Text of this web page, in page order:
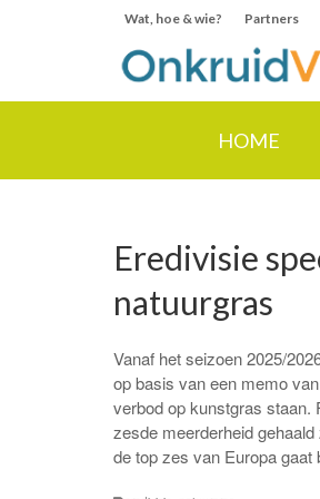
Wat, hoe & wie? Partners
HOME
Eredivisie
natuurgras
Vanaf het seizoen 2025/
op basis van een memo
verbod op kunstgras staan.
zesde meerderheid
de top zes van Europa